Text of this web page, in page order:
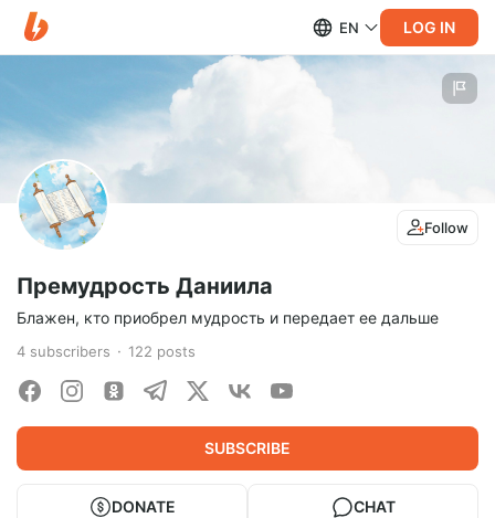
EN LOG IN
Follow
Премудрость Даниила
Блажен, кто приобрел мудрость и передает ее дальше
4 subscribers 122 posts
SUBSCRIBE
DONATE CHAT